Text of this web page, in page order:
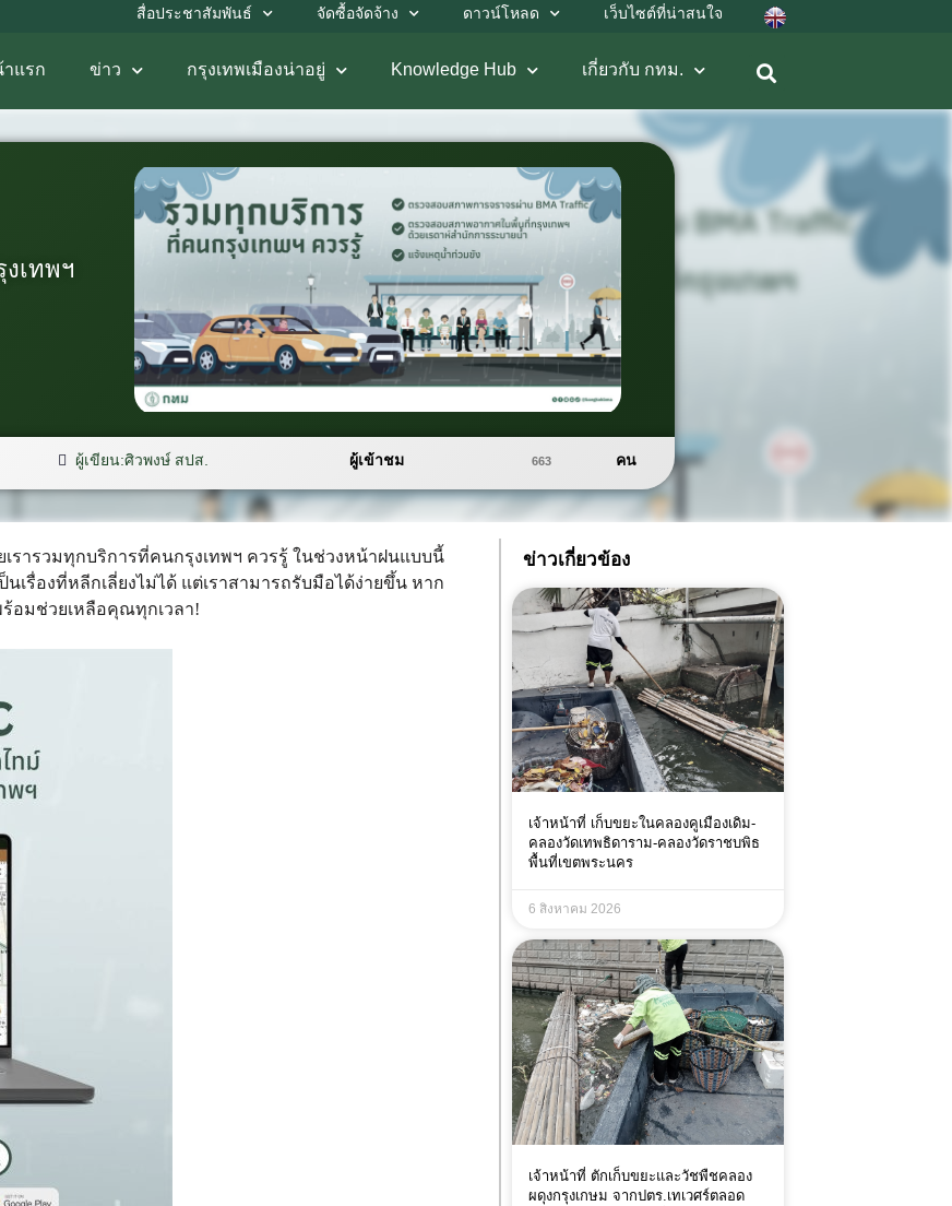
สื่อประชาสัมพันธ์ จัดซื้อจัดจ้าง ดาวน์โหลด เว็บไซต์ที่น่าสนใจ
แรก ข่าว กรุงเทพเมืองน่าอยู่ Knowledge Hub เกี่ยวกับ กทม.
เทพฯ
ผู้เขียน:ศิวพงษ์ สปส. ผู้เข้าชม 663 คน
เรารวมทุกบริการที่คนกรุงเทพฯ ควรรู้ ในช่วงหน้าฝนแบบนี้
เรื่องที่หลีกเลี่ยงไม่ได้ แต่เราสามารถรับมือได้ง่ายขึ้น หาก
ร้อมช่วยเหลือคุณทุกเวลา!
ข่าวเกี่ยวข้อง
เจ้าหน้าที่ เก็บขยะในคลองคูเมืองเดิม-
คลองวัดเทพธิดาราม-คลองวัดราชบพิธ
พื้นที่เขตพระนคร
6 สิงหาคม 2026
เจ้าหน้าที่ ตักเก็บขยะและวัชพืชคลอง
ผดุงกรุงเกษม จากปตร.เทเวศร์ตลอด